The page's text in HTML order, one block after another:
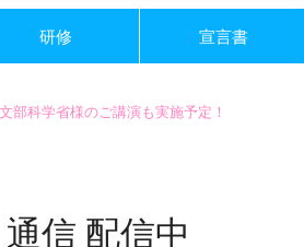
研修 宣言書
部科学省様のご講演も実施予定！
信 配信中